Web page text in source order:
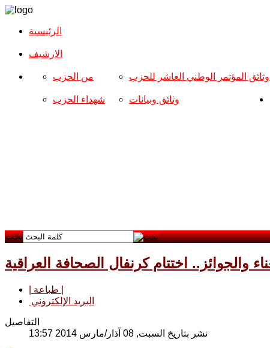
الرئيسية
الارشیف
من الحزب
شهداء الحزب
وثائق المؤتمر الوطني العاشر للحزب
وثائق وبيانات
بحث
والجوائز.. اختتام كرنفال الصحافة العراقية
البريد الإلكتروني
التفاصيل
نشر بتاريخ السبت, 08 آذار/مارس 2014 13:57